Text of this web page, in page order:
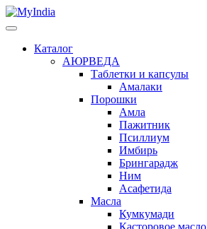
Каталог
АЮРВЕДА
Таблетки и капсулы
Амалаки
Порошки
Амла
Пажитник
Псиллиум
Имбирь
Брингарадж
Ним
Асафетида
Масла
Кумкумади
Касторовое масло